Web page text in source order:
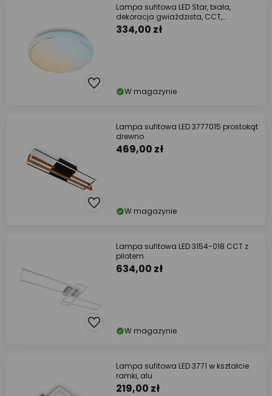
Lampa sufitowa LED Star, biała,
dekoracja gwiaździsta, CCT,
ściemniana
334,00 zł
W magazynie
Lampa sufitowa LED 3777015 prostokąt
drewno
469,00 zł
W magazynie
Lampa sufitowa LED 3154-018 CCT z
pilotem
634,00 zł
W magazynie
Lampa sufitowa LED 3771 w kształcie
ramki, alu
219,00 zł